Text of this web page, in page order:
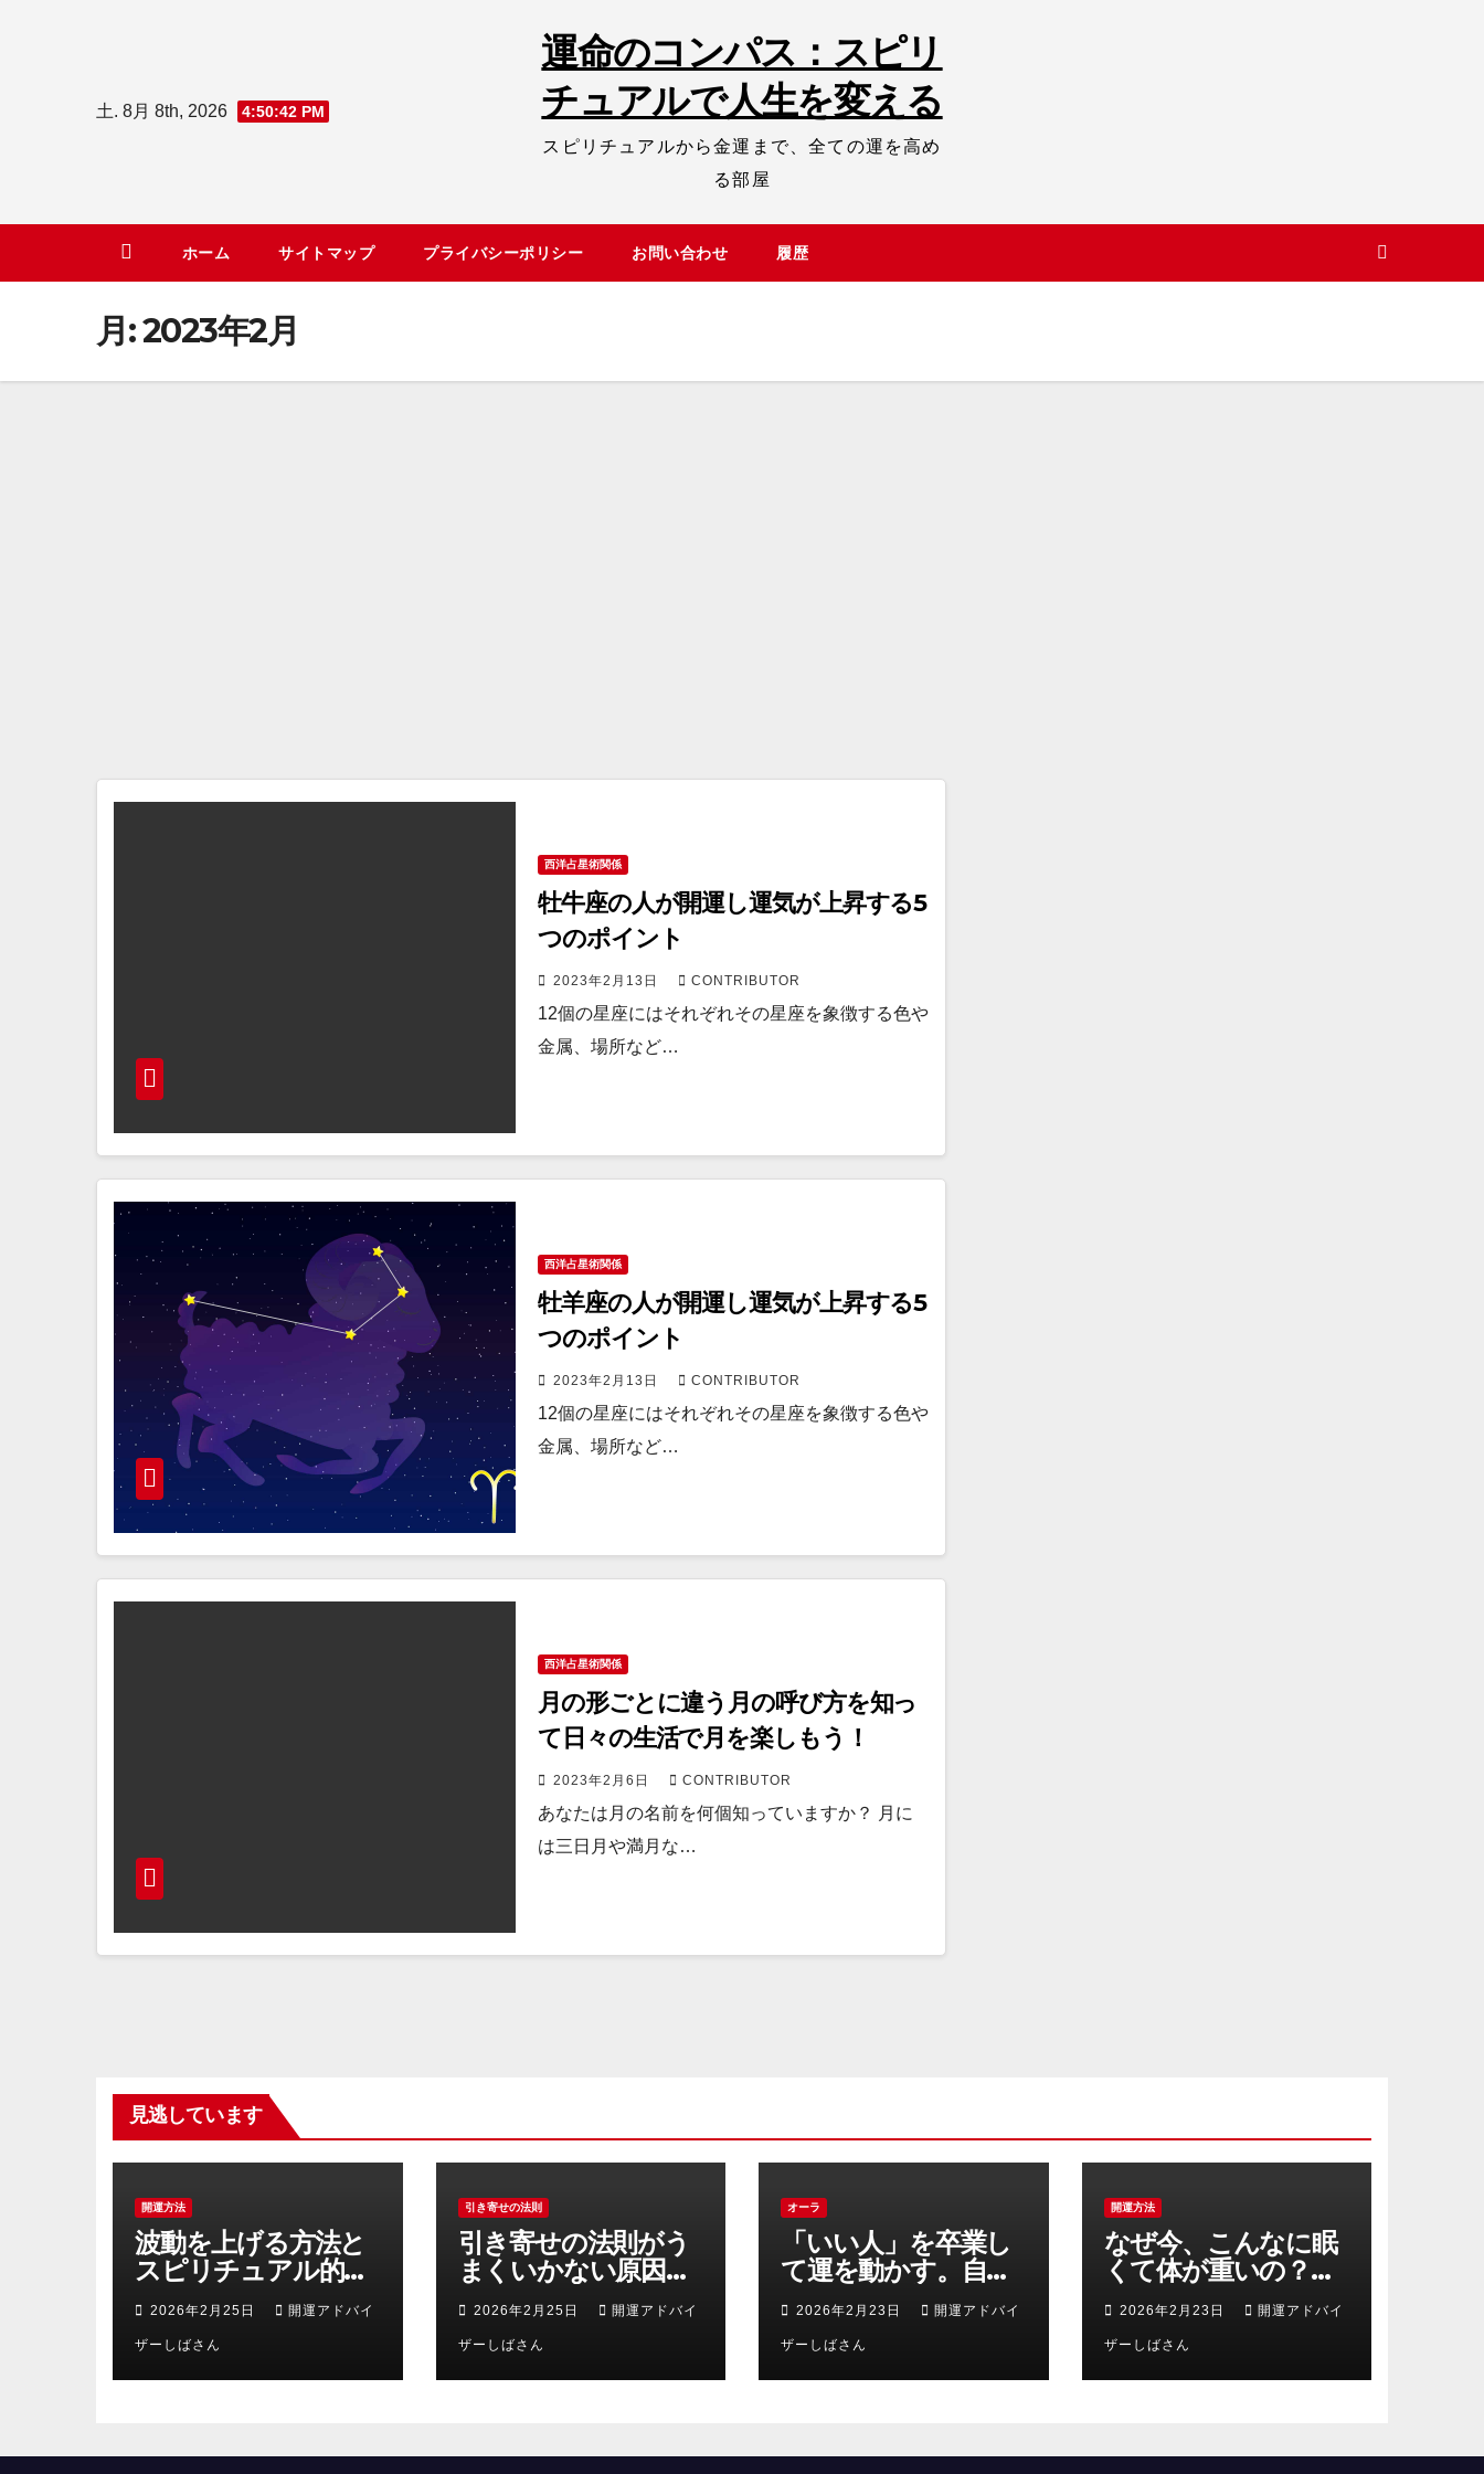
ッ
土. 8月 8th, 2026 4:50:42 PM
運命のコンパス：スピリ
チュアルで人生を変える
スピリチュアルから金運まで、全ての運を高め
る部屋
ホーム サイトマップ プライバシーポリシー お問い合わせ 履歴
月:2023年2月
西洋占星術関係
牡牛座の人が開運し運気が上昇する5
つのポイント
2023年2月13日 CONTRIBUTOR
12個の星座にはそれぞれその星座を象徴する色や
金属、場所など…
西洋占星術関係
牡羊座の人が開運し運気が上昇する5
つのポイント
2023年2月13日 CONTRIBUTOR
12個の星座にはそれぞれその星座を象徴する色や
金属、場所など…
西洋占星術関係
月の形ごとに違う月の呼び方を知っ
て日々の生活で月を楽しもう！
2023年2月6日 CONTRIBUTOR
あなたは月の名前を何個知っていますか？ 月に
は三日月や満月な…
見逃しています
開運方法
波動を上げる方法と
スピリチュアル的に
運気を好転させる朝
夜の具体的習慣
2026年2月25日 開運アドバイ
ザーしばさん
引き寄せの法則
引き寄せの法則がう
まくいかない原因と
スピリチュアル的に
現実を動かす正しい
実践方法
2026年2月25日 開運アドバイ
ザーしばさん
オーラ
「いい人」を卒業し
て運を動かす。自分
の価値を2倍にする
ための「エネルギー
の安売り」禁止令
2026年2月23日 開運アドバイ
ザーしばさん
開運方法
なぜ今、こんなに眠
くて体が重いの？春
を前に「運気のデト
ックス」を成功させ
る3つの浄化術
2026年2月23日 開運アドバイ
ザーしばさん